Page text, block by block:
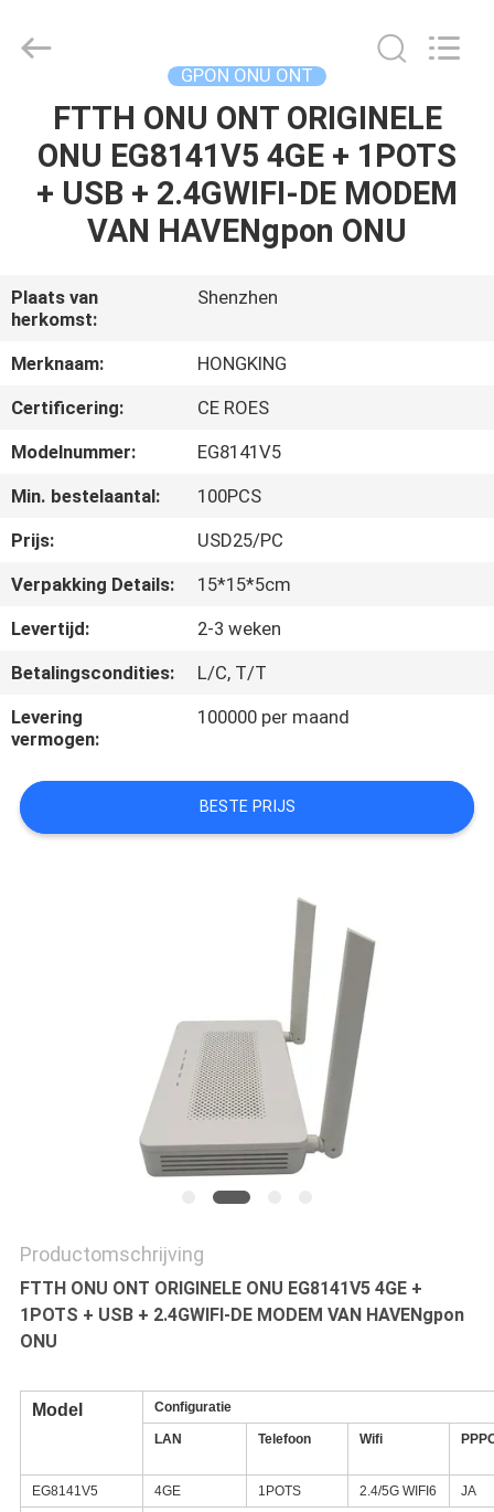
HUIS
PRODUCTEN
ONS
FABRIEKSREIS
KWALITEITSCONTROLE
CONTACTEER
ONS
VERZOEK
EEN
CITAAT
SITEMAP
LIMITED.
GPON ONU ONT
FTTH ONU ONT ORIGINELE
ONU EG8141V5 4GE + 1POTS
+ USB + 2.4GWIFI-DE MODEM
VAN HAVENgpon ONU
Plaats van
herkomst:
Shenzhen
Merknaam:
HONGKING
Certificering:
CE ROES
Modelnummer:
EG8141V5
Min. bestelaantal:
100PCS
Prijs:
USD25/PC
Verpakking Details:
15*15*5cm
Levertijd:
2-3 weken
Betalingscondities:
L/C, T/T
Levering
vermogen:
100000 per maand
BESTE PRIJS
Productomschrijving
FTTH ONU ONT ORIGINELE ONU EG8141V5 4GE +
1POTS + USB + 2.4GWIFI-DE MODEM VAN HAVENgpon
ONU
Model Configuratie
LAN Telefoon Wifi
EG8141V5 4GE 1POTS 2.4/5G WIFI6 JA